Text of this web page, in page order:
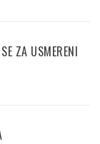
ZA USMERENI